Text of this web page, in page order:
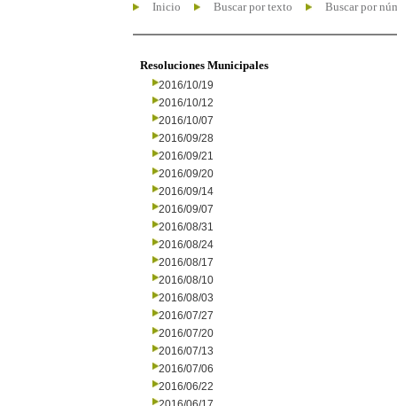
Inicio Buscar por texto Buscar por
Resoluciones Municipales
2016/10/19
2016/10/12
2016/10/07
2016/09/28
2016/09/21
2016/09/20
2016/09/14
2016/09/07
2016/08/31
2016/08/24
2016/08/17
2016/08/10
2016/08/03
2016/07/27
2016/07/20
2016/07/13
2016/07/06
2016/06/22